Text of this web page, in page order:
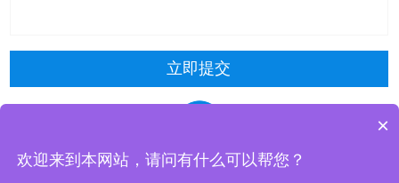
立即提交
东莞市清风冷却设备有限公司 版权所有
×
欢迎来到本网站，请问有什么可以帮您？